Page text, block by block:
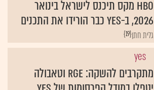
HBO מקס תיכנס לישראל בינואר
2026, ב-yes כבר הורידו את התכנים
{19}גלית חתן
yes
מתקרבים להשקה: RGE וטאבולה